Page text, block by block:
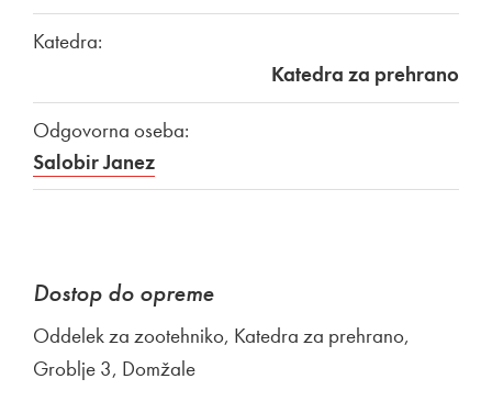
Katedra:
Katedra za prehrano
Odgovorna oseba:
Salobir Janez
Dostop do opreme
Oddelek za zootehniko, Katedra za prehrano,
Groblje 3, Domžale